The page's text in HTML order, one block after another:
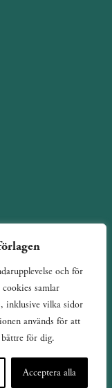
och för
cookies samlar
inklusive vilka sidor
används för att
för dig.
Acceptera alla